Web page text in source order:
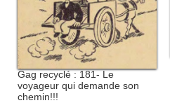
Gag recyclé : 181- Le
voyageur qui demande son
chemin!!!